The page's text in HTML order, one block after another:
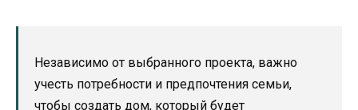
Независимо от выбранного проекта, важно
учесть потребности и предпочтения семьи,
чтобы создать дом, который будет